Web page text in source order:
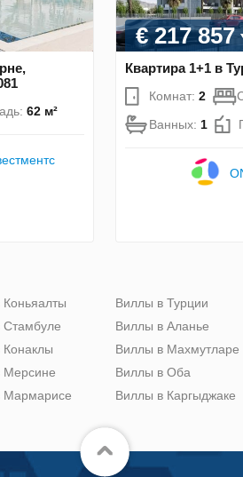
62 м²
€ 217 857
Квартира 1+1 в
Комнат: 2
Ванных: 1
Коньяалты
Стамбуле
Конаклы
Мерсине
Мармарисе
Виллы в Турции
Виллы в Аланье
Виллы в Махмутларе
Виллы в Оба
Виллы в Каргыджаке